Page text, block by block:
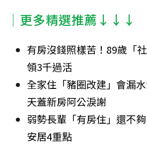
│更多精選推薦↓↓↓
有房沒錢照樣苦！89歲「
領3千過活
全家住「豬圈改建」會漏
天蓋新房阿公淚謝
弱勢長輩「有房住」還不
安居4重點